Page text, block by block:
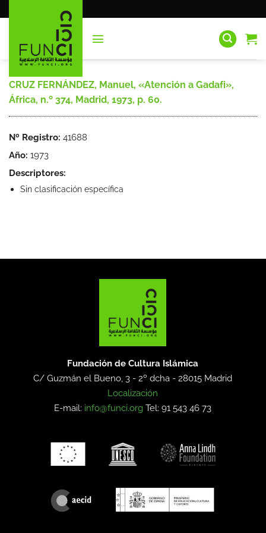
al
CRUZ FERNÁNDEZ, Manuel, «Atención a Gadafi»,
África, n.º 374, Madrid, 1973, p. 60.
Nº Registro: 41688
Año: 1973
Descriptores:
Sin clasificación específica
Fundación de Cultura Islámica
C/ Guzmán el Bueno, 3 - 2º dcha -28015 Madrid
Localización
E-mail: info@funci.org Tel: 91 543 46 73